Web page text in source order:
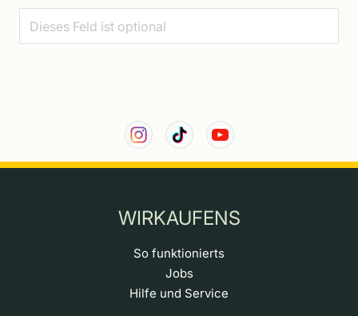
WIRKAUFENS
So funktionierts
Jobs
Hilfe und Service